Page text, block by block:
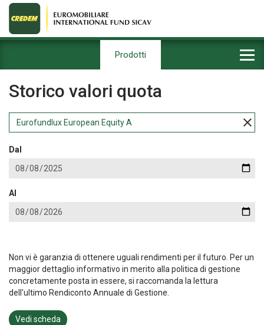
Prodotti
Storico valori quota
Eurofundlux European Equity A
Dal
Al
Non vi è garanzia di ottenere uguali rendimenti per il futuro. Per un
maggior dettaglio informativo in merito alla politica di gestione
concretamente posta in essere, si raccomanda la lettura
dell'ultimo Rendiconto Annuale di Gestione.
Vedi scheda